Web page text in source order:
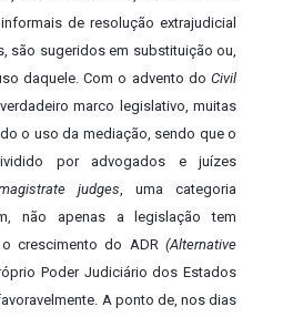
de resolução extrajudicial
são sugeridos em substituição ou,
daquele. Com o advento doCivil
verdadeiro marco legislativo, muitas
o uso da mediação, sendo que o
por advogados e juízes
judges , uma categoria
não apenas a legislação tem
crescimento do ADR (Alternative
Poder Judiciário dos Estados
A ponto de, nos dias